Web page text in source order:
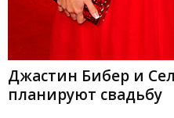
Джастин Бибер и
планируют свадьбу